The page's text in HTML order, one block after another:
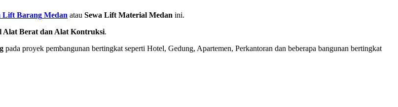
Lift Barang Medan atau Sewa Lift Material Medan ini.
Alat Berat dan Alat Kontruksi.
pada proyek pembangunan bertingkat seperti Hotel, Gedung, Apartemen, Perkantoran dan beberapa bangunan bertingkat